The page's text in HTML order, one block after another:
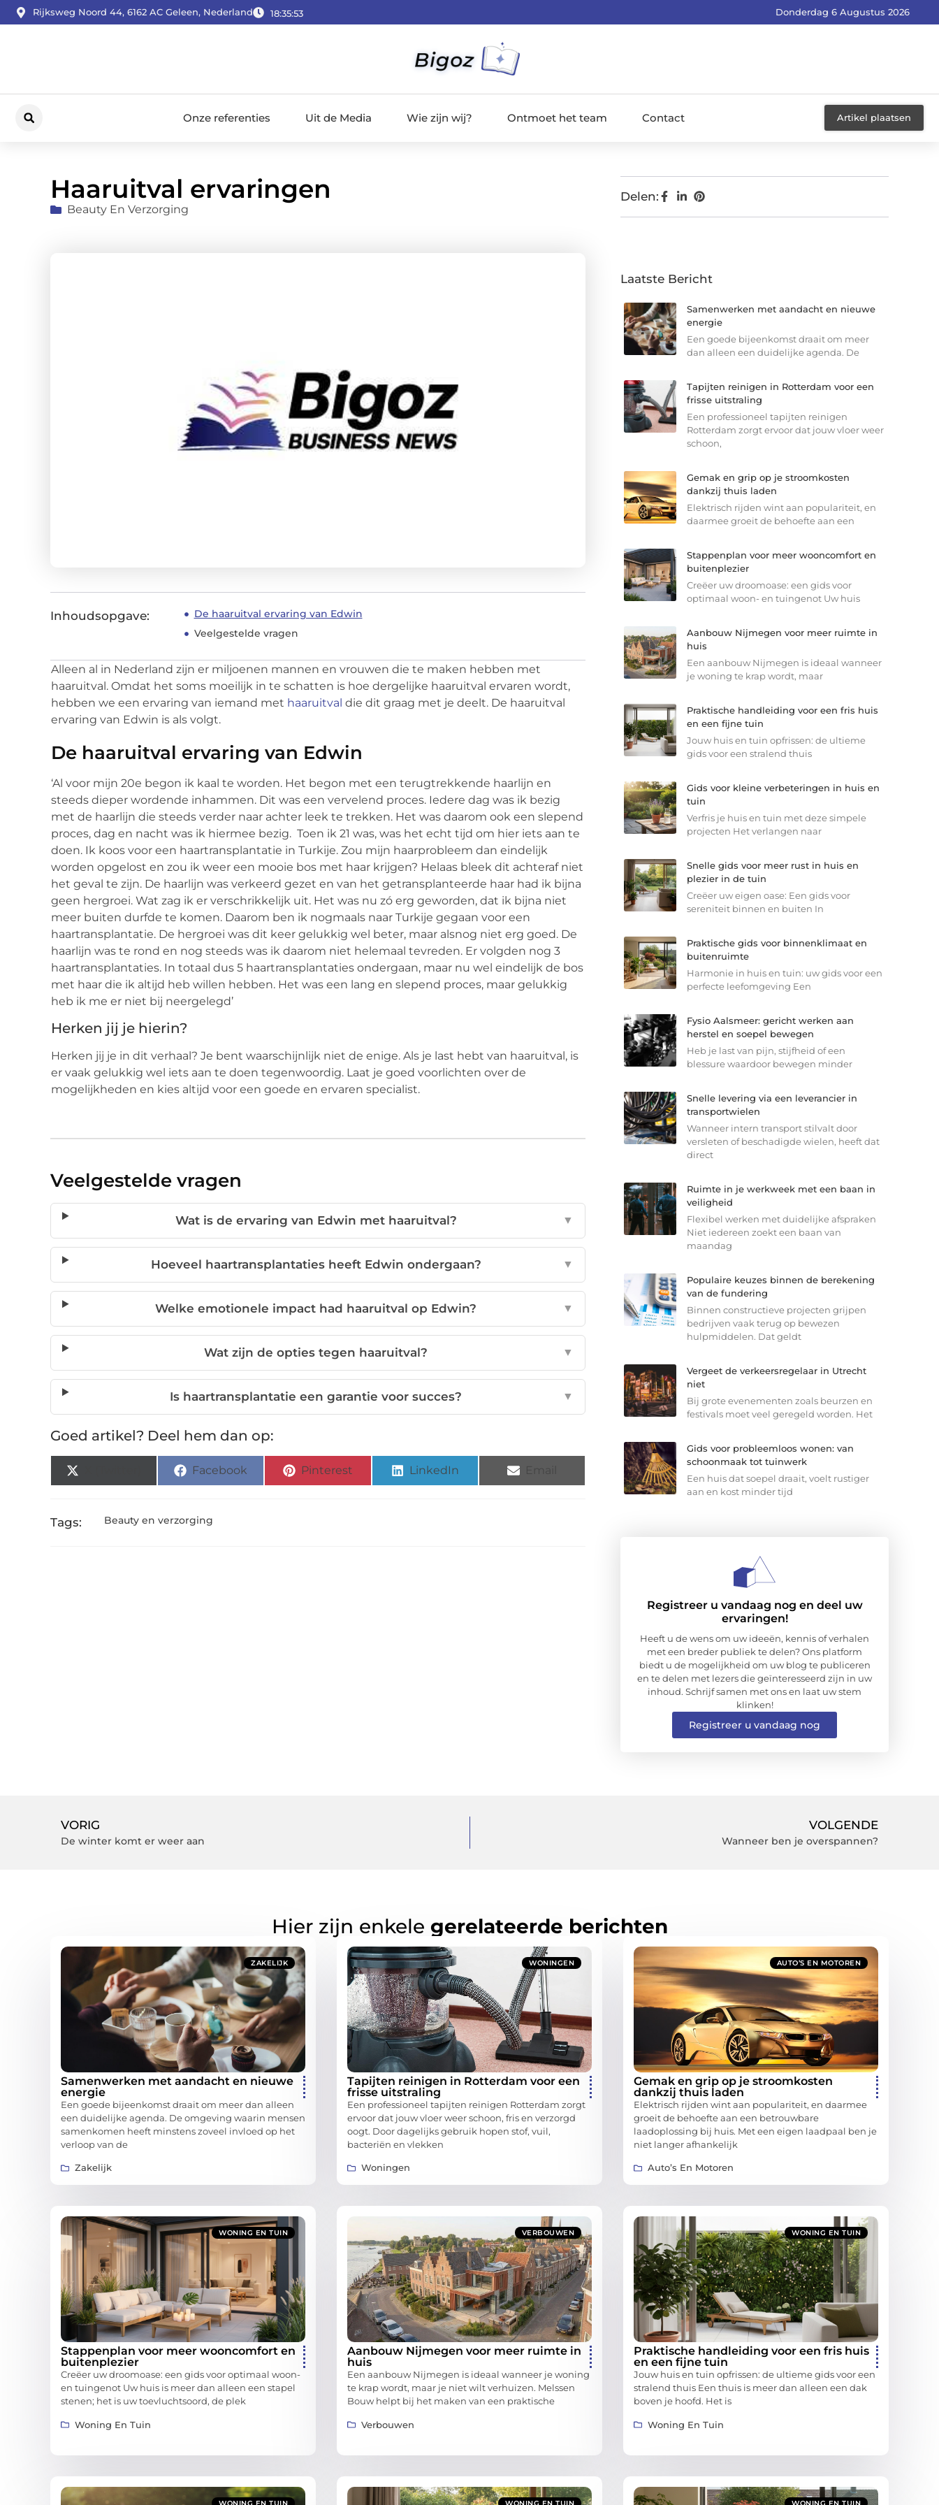
Rijksweg Noord 44, 6162 AC Geleen, Nederland 18:35:54 Donderdag 6 Augustus 2026
Onze referenties Uit de Media Wie zijn wij? Ontmoet het team Contact Artikel plaatsen
Haaruitval ervaringen
Beauty En Verzorging
Inhoudsopgave:
De haaruitval ervaring van Edwin
Veelgestelde vragen
Alleen al in Nederland zijn er miljoenen mannen en vrouwen die te maken hebben met
haaruitval. Omdat het soms moeilijk in te schatten is hoe dergelijke haaruitval ervaren wordt,
hebben we een ervaring van iemand met haaruitval die dit graag met je deelt. De haaruitval
ervaring van Edwin is als volgt.
De haaruitval ervaring van Edwin
‘Al voor mijn 20e begon ik kaal te worden. Het begon met een terugtrekkende haarlijn en
steeds dieper wordende inhammen. Dit was een vervelend proces. Iedere dag was ik bezig
met de haarlijn die steeds verder naar achter leek te trekken. Het was daarom ook een slepend
proces, dag en nacht was ik hiermee bezig. Toen ik 21 was, was het echt tijd om hier iets aan te
doen. Ik koos voor een haartransplantatie in Turkije. Zou mijn haarprobleem dan eindelijk
worden opgelost en zou ik weer een mooie bos met haar krijgen? Helaas bleek dit achteraf niet
het geval te zijn. De haarlijn was verkeerd gezet en van het getransplanteerde haar had ik bijna
geen hergroei. Wat zag ik er verschrikkelijk uit. Het was nu zó erg geworden, dat ik bijna niet
meer buiten durfde te komen. Daarom ben ik nogmaals naar Turkije gegaan voor een
haartransplantatie. De hergroei was dit keer gelukkig wel beter, maar alsnog niet erg goed. De
haarlijn was te rond en nog steeds was ik daarom niet helemaal tevreden. Er volgden nog 3
haartransplantaties. In totaal dus 5 haartransplantaties ondergaan, maar nu wel eindelijk de bos
met haar die ik altijd heb willen hebben. Het was een lang en slepend proces, maar gelukkig
heb ik me er niet bij neergelegd’
Herken jij je hierin?
Herken jij je in dit verhaal? Je bent waarschijnlijk niet de enige. Als je last hebt van haaruitval, is
er vaak gelukkig wel iets aan te doen tegenwoordig. Laat je goed voorlichten over de
mogelijkheden en kies altijd voor een goede en ervaren specialist.
Veelgestelde vragen
Wat is de ervaring van Edwin met haaruitval? ▼
Hoeveel haartransplantaties heeft Edwin ondergaan? ▼
Welke emotionele impact had haaruitval op Edwin? ▼
Wat zijn de opties tegen haaruitval? ▼
Is haartransplantatie een garantie voor succes? ▼
Goed artikel? Deel hem dan op:
Facebook Pinterest LinkedIn
Tags: Beauty en verzorging
Delen:
Laatste Bericht
Samenwerken met aandacht en nieuwe
energie
Een goede bijeenkomst draait om meer
dan alleen een duidelijke agenda. De
Tapijten reinigen in Rotterdam voor een
frisse uitstraling
Een professioneel tapijten reinigen
Rotterdam zorgt ervoor dat jouw vloer weer
schoon,
Gemak en grip op je stroomkosten
dankzij thuis laden
Elektrisch rijden wint aan populariteit, en
daarmee groeit de behoefte aan een
Stappenplan voor meer wooncomfort en
buitenplezier
Creëer uw droomoase: een gids voor
optimaal woon- en tuingenot Uw huis
Aanbouw Nijmegen voor meer ruimte in
huis
Een aanbouw Nijmegen is ideaal wanneer
je woning te krap wordt, maar
Praktische handleiding voor een fris huis
en een fijne tuin
Jouw huis en tuin opfrissen: de ultieme
gids voor een stralend thuis
Gids voor kleine verbeteringen in huis en
tuin
Verfris je huis en tuin met deze simpele
projecten Het verlangen naar
Snelle gids voor meer rust in huis en
plezier in de tuin
Creëer uw eigen oase: Een gids voor
sereniteit binnen en buiten In
Praktische gids voor binnenklimaat en
buitenruimte
Harmonie in huis en tuin: uw gids voor een
perfecte leefomgeving Een
Fysio Aalsmeer: gericht werken aan
herstel en soepel bewegen
Heb je last van pijn, stijfheid of een
blessure waardoor bewegen minder
Snelle levering via een leverancier in
transportwielen
Wanneer intern transport stilvalt door
versleten of beschadigde wielen, heeft dat
direct
Ruimte in je werkweek met een baan in
veiligheid
Flexibel werken met duidelijke afspraken
Niet iedereen zoekt een baan van
maandag
Populaire keuzes binnen de berekening
van de fundering
Binnen constructieve projecten grijpen
bedrijven vaak terug op bewezen
hulpmiddelen. Dat geldt
Vergeet de verkeersregelaar in Utrecht
niet
Bij grote evenementen zoals beurzen en
festivals moet veel geregeld worden. Het
Gids voor probleemloos wonen: van
schoonmaak tot tuinwerk
Een huis dat soepel draait, voelt rustiger
aan en kost minder tijd
Registreer u vandaag nog en deel uw
ervaringen!
Heeft u de wens om uw ideeën, kennis of verhalen
met een breder publiek te delen? Ons platform
biedt u de mogelijkheid om uw blog te publiceren
en te delen met lezers die geïnteresseerd zijn in uw
inhoud. Schrijf samen met ons en laat uw stem
klinken!
Registreer u vandaag nog
VORIG
De winter komt er weer aan
VOLGENDE
Wanneer ben je overspannen?
Hier zijn enkele gerelateerde berichten
ZAKELIJK
Samenwerken met aandacht en nieuwe
energie
Een goede bijeenkomst draait om meer dan alleen
een duidelijke agenda. De omgeving waarin mensen
samenkomen heeft minstens zoveel invloed op het
verloop van de
Zakelijk
WONINGEN
Tapijten reinigen in Rotterdam voor een
frisse uitstraling
Een professioneel tapijten reinigen Rotterdam zorgt
ervoor dat jouw vloer weer schoon, fris en verzorgd
oogt. Door dagelijks gebruik hopen stof, vuil,
bacteriën en vlekken
Woningen
AUTO’S EN MOTOREN
Gemak en grip op je stroomkosten
dankzij thuis laden
Elektrisch rijden wint aan populariteit, en daarmee
groeit de behoefte aan een betrouwbare
laadoplossing bij huis. Met een eigen laadpaal ben je
niet langer afhankelijk
Auto’s En Motoren
WONING EN TUIN
Stappenplan voor meer wooncomfort en
buitenplezier
Creëer uw droomoase: een gids voor optimaal woon-
en tuingenot Uw huis is meer dan alleen een stapel
stenen; het is uw toevluchtsoord, de plek
Woning En Tuin
VERBOUWEN
Aanbouw Nijmegen voor meer ruimte in
huis
Een aanbouw Nijmegen is ideaal wanneer je woning
te krap wordt, maar je niet wilt verhuizen. Melssen
Bouw helpt bij het maken van een praktische
Verbouwen
WONING EN TUIN
Praktische handleiding voor een fris huis
en een fijne tuin
Jouw huis en tuin opfrissen: de ultieme gids voor een
stralend thuis Een thuis is meer dan alleen een dak
boven je hoofd. Het is
Woning En Tuin
WONING EN TUIN WONING EN TUIN WONING EN TUIN